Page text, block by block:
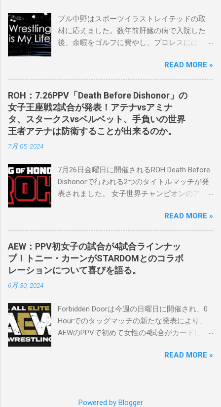
ブル中野はスポーツイラストレイテッドの取
材に応えました。数年前肝臓の病で入院した
後、余暇をゴルフに費やし、プロレスにはス
ました。なお、新しいプロモーションは無限
の可能性に満ちており、先日WWEのニック・
カーン社長にスカウトされました。 「私は
2023年にスケバンのコミッショナーに任命さ
れました。スケバンの醍醐味は、日本独自の
文化の過去、現在、未来をリング上で見るこ
とができることです。何十年も前のスケバン
好きです。」 彼女は今、スケバンで重要な役
割を果たしています。 「今活躍している選手
をとても誇りに思い、応援しています。私の
ケバンのレスラーばかりです。私は彼らを私
の子供のように考えている」。 スケバンの最
新のショーは5月末に行われました。日本の女
子プロレスリーグがロサンゼルスでデビュー
し、5試合のカードが YouTube で公開されてい
野が見守る中、クラッシュ・ユウ選手を相手
にタイトル防衛に成功しました。 「スケバン
レスラーには無限の可能性を感じます。若く
スケバンがどこまで行くのか、コミッショナ
READ MORE »
ROH：7.26PPV「Death Before Dishonor」の
女子王座戦2試合が発表！アテナvsアミナ
タ、スタークスvsベルベット、手負いの世界
王者アテナは防衛することが出来るのか。
7月 05, 2024
7月26日金曜日に開催されるROH Death Before
Dishonorで行われる2つのタイトルマッチが発
表されました。 女子世界チャンピオンのアテ
を防衛することになりました。この試合は木
曜日のROHで発表されました。アテナは5月か
ら活動を休止しており、リング上での欠場は
ストーリー上の負傷が原因とされています。
女子世界チャンピオンは5月の最後の試合で怪
我の恐怖に苦しみましたが、それはストーリ
Dishonorでタイトルを防衛します。PPVでレッ
ド・ベルベッドを相手にROH Women's TV 王
座の防衛戦を行います。 木曜日の放送では、
Championship Proving Groundの試合でウィー
READ MORE »
AEW：PPV初女子の試合が4試合ラインナッ
プ！トニー・カーンがSTARDOMとのコラボ
レーションについて喜びを語る。
6月 30, 2024
Forbidden Doorは今週の日曜日に開催され、0
Hourでのタッグマッチの新たな発表により、
AEWのPPVで初めて女性の4試合がカードに含
行われたメディアとの電話会議で、AEWのト
ンについて話すと、私はとても興奮していま
READ MORE »
Powered by Blogger